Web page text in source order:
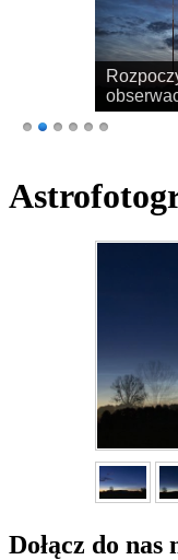
Dołącz do nas